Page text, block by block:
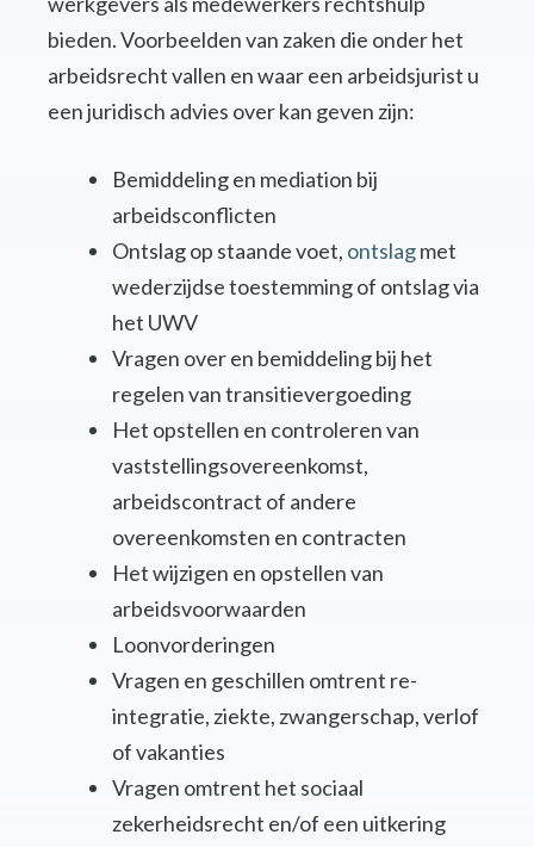
bieden. Voorbeelden van zaken die onder het
arbeidsrecht vallen en waar een arbeidsjurist u
een juridisch advies over kan geven zijn:
Bemiddeling en mediation bij
arbeidsconflicten
Ontslag op staande voet, ontslagmet
wederzijdse toestemming of ontslag via
het UWV
Vragen over en bemiddeling bij het
regelen van transitievergoeding
Het opstellen en controleren van
vaststellingsovereenkomst,
arbeidscontract of andere
overeenkomsten en contracten
Het wijzigen en opstellen van
arbeidsvoorwaarden
Loonvorderingen
Vragen en geschillen omtrent re-
integratie, ziekte, zwangerschap, verlof
of vakanties
Vragen omtrent het sociaal
zekerheidsrecht en/of een uitkering